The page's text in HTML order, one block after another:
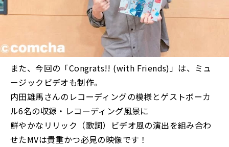
また、今回の「Congrats!! (with Friends)」は、ミュ
ージックビデオも制作。
内田雄馬さんのレコーディングの模様とゲストボーカ
ル6名の収録・レコーディング風景に
鮮やかなリリック（歌詞）ビデオ風の演出を組み合わ
せたMVは貴重かつ必見の映像です！